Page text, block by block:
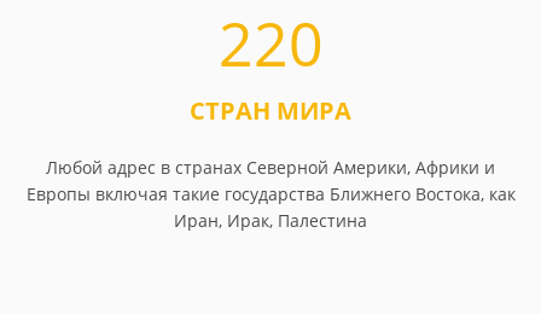
220
СТРАН МИРА
Любой адрес в странах Северной Америки, Африки и
Европы включая такие государства Ближнего Востока, как
Иран, Ирак, Палестина